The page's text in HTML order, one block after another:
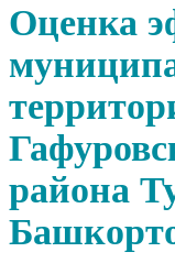
Оценка
района